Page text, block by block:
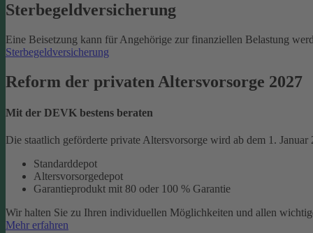
Sterbegeld­versicherung
Eine Beisetzung kann für Angehörige zur finanziellen Belastung
Sterbegeldversicherung
Reform der privaten Altersvorsorge 2027
Mit der DEVK bestens beraten
Die staatlich geförderte private Altersvorsorge wird ab dem 1.
Standarddepot
Altersvorsorgedepot
Garantieprodukt mit 80 oder 100 % Garantie
Wir halten Sie zu Ihren individuellen Möglichkeiten und allen
Mehr erfahren